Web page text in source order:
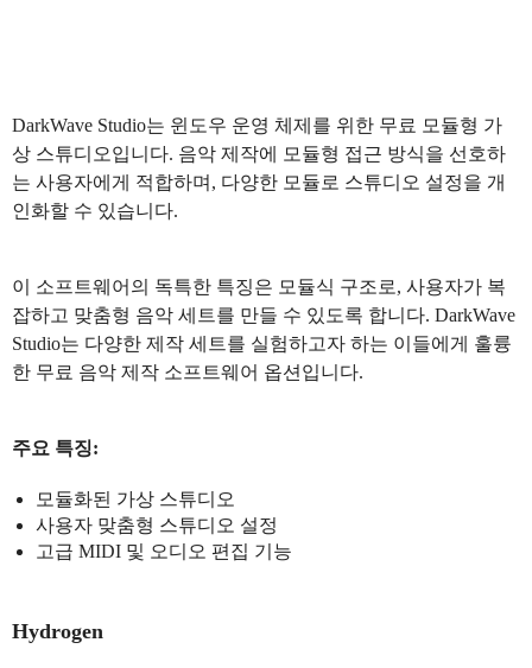
DarkWave Studio는 윈도우 운영 체제를 위한 무료 모듈형 가
상 스튜디오입니다. 음악 제작에 모듈형 접근 방식을 선호하
는 사용자에게 적합하며, 다양한 모듈로 스튜디오 설정을 개
인화할 수 있습니다.
이 소프트웨어의 독특한 특징은 모듈식 구조로, 사용자가 복
잡하고 맞춤형 음악 세트를 만들 수 있도록 합니다. DarkWave
Studio는 다양한 제작 세트를 실험하고자 하는 이들에게 훌륭
한 무료 음악 제작 소프트웨어 옵션입니다.
주요 특징:
모듈화된 가상 스튜디오
사용자 맞춤형 스튜디오 설정
고급 MIDI 및 오디오 편집 기능
Hydrogen